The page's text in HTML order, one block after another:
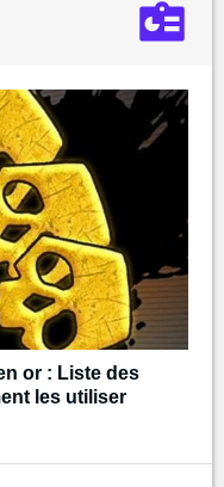
or : Liste des
les utiliser